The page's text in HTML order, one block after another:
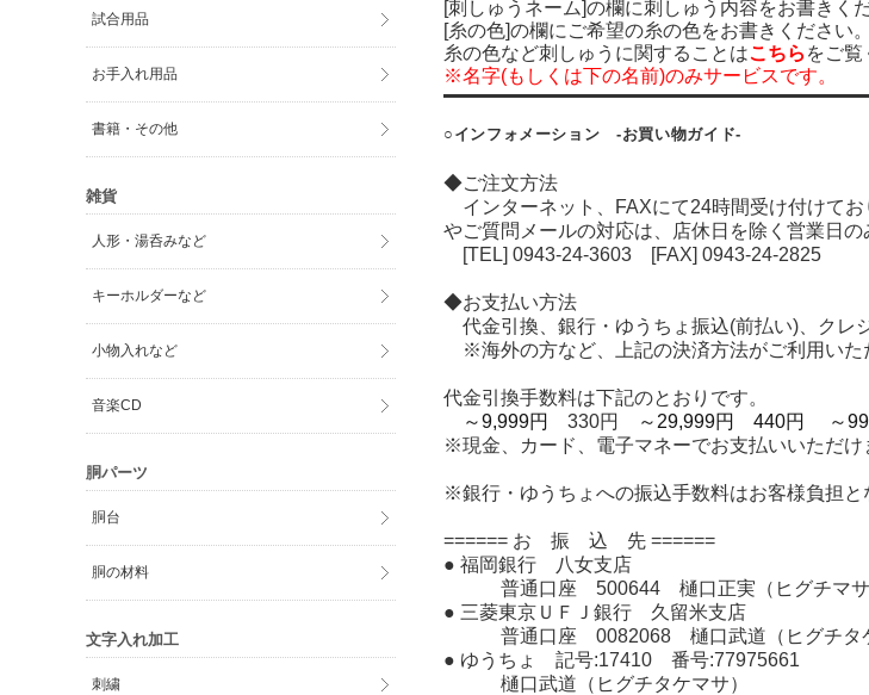
[刺しゅうネーム]の欄に刺しゅう内容をお書きくだ
[糸の色]の欄にご希望の糸の色をお書きください。
糸の色など刺しゅうに関することはこちら をご覧
※名字(もしくは下の名前)のみサービスです。
○インフォメーション -お買い物ガイド-
◆ご注文方法
インターネット、FAXにて24時間受け付けて
やご質問メールの対応は、店休日を除く営業日
[TEL] 0943-24-3603 [FAX] 0943-24-2825
◆お支払い方法
代金引換、銀行・ゆうちょ振込(前払い)、クレ
※海外の方など、上記の決済方法がご利用いた
代金引換手数料は下記のとおりです。
～9,999円 330円 ～29,999円 440円 ～
※現金、カード、電子マネーでお支払いいただけ
※銀行・ゆうちょへの振込手数料はお客様負担と
====== お 振 込 先 ======
● 福岡銀行 八女支店
普通口座 500644 樋口正実（ヒグチマサ
● 三菱東京ＵＦＪ銀行 久留米支店
普通口座 0082068 樋口武道（ヒグチタケ
● ゆうちょ 記号:17410 番号:77975661
樋口武道（ヒグチタケマサ）
試合用品
お手入れ用品
書籍・その他
雑貨
人形・湯呑みなど
キーホルダーなど
小物入れなど
音楽CD
胴パーツ
胴台
胴の材料
文字入れ加工
刺繍